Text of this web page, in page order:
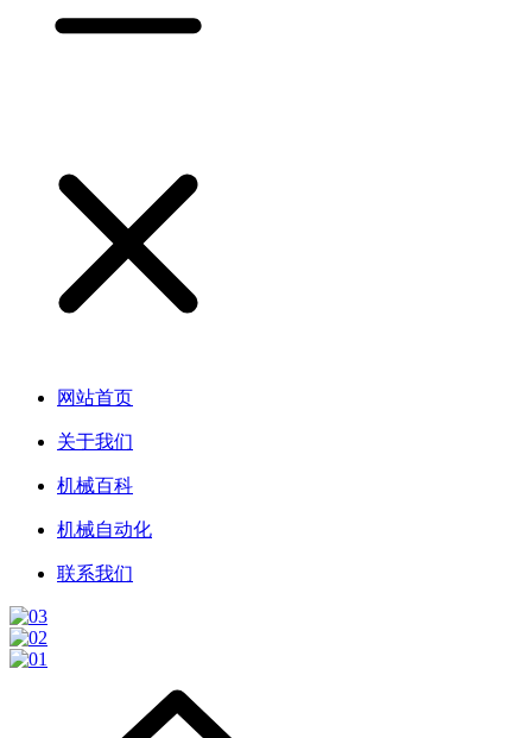
网站首页
关于我们
机械百科
机械自动化
联系我们